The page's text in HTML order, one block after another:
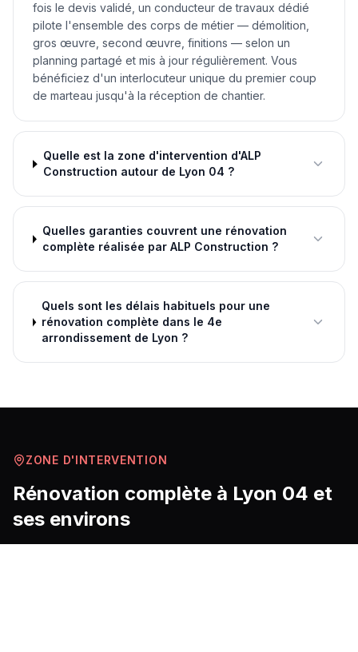
fois le devis validé, un conducteur de travaux dédié
pilote l'ensemble des corps de métier — démolition,
gros œuvre, second œuvre, finitions — selon un
planning partagé et mis à jour régulièrement. Vous
bénéficiez d'un interlocuteur unique du premier coup
de marteau jusqu'à la réception de chantier.
Quelle est la zone d'intervention d'ALP
Construction autour de Lyon 04 ?
Quelles garanties couvrent une rénovation
complète réalisée par ALP Construction ?
Quels sont les délais habituels pour une
rénovation complète dans le 4e
arrondissement de Lyon ?
ZONE D'INTERVENTION
Rénovation complète à Lyon 04 et
ses environs